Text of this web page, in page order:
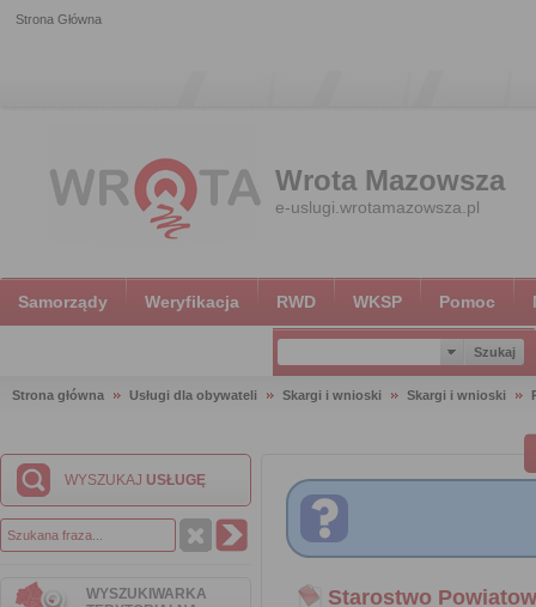
Strona Główna
Wrota Mazowsza
e-uslugi.wrotamazowsza.pl
Samorządy Weryfikacja RWD WKSP Pomoc
Strona główna Usługi dla obywateli Skargi i wnioski Skargi i wnioski
WYSZUKAJ USŁUGĘ
WYSZUKIWARKA
Starostwo